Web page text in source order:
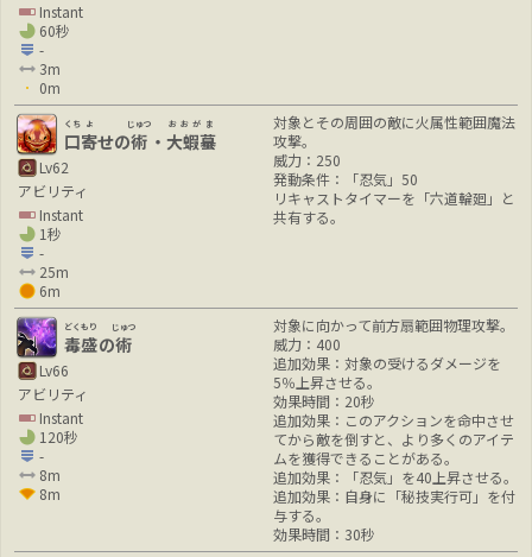
Instant
60秒
-
3m
0m
口
くち
寄
よ
せの術
じゅつ
・ 大蝦蟇
おおがま
Lv62
アビリティ
Instant
1秒
-
25m
6m
対象とその周囲の敵に火属性範囲魔法
攻撃。
威力：250
発動条件：「忍気」50
リキャストタイマーを「六道輪廻」と
共有する。
毒盛
どくもり
の術
じゅつ
Lv66
アビリティ
Instant
120秒
-
8m
8m
対象に向かって前方扇範囲物理攻撃。
威力：400
追加効果：対象の受けるダメージを
5％上昇させる。
効果時間：20秒
追加効果：このアクションを命中させ
てから敵を倒すと、より多くのアイテ
ムを獲得できることがある。
追加効果：「忍気」を40上昇させる。
追加効果：自身に「秘技実行可」を付
与する。
効果時間：30秒